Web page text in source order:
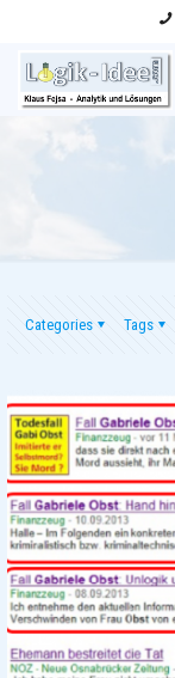
Categories Tags